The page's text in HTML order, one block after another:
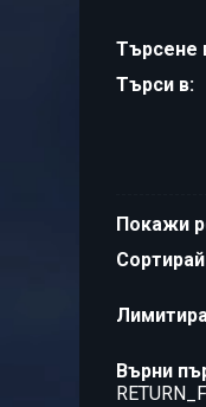
Търсене
Търси в:
Покажи
Върни